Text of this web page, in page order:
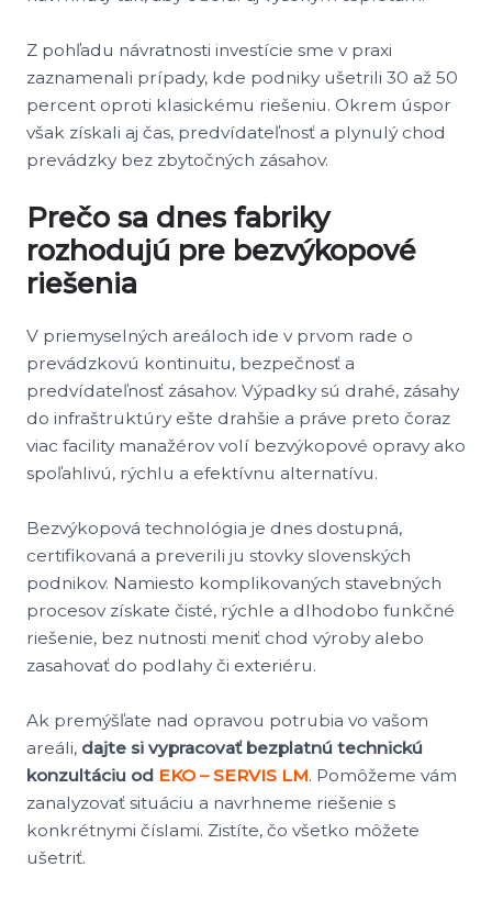
Z pohľadu návratnosti investície sme v praxi
zaznamenali prípady, kde podniky ušetrili 30 až 50
percent oproti klasickému riešeniu. Okrem úspor
však získali aj čas, predvídateľnosť a plynulý chod
prevádzky bez zbytočných zásahov.
Prečo sa dnes fabriky
rozhodujú pre bezvýkopové
riešenia
V priemyselných areáloch ide v prvom rade o
prevádzkovú kontinuitu, bezpečnosť a
predvídateľnosť zásahov. Výpadky sú drahé, zásahy
do infraštruktúry ešte drahšie a práve preto čoraz
viac facility manažérov volí bezvýkopové opravy ako
spoľahlivú, rýchlu a efektívnu alternatívu.
Bezvýkopová technológia je dnes dostupná,
certifikovaná a preverili ju stovky slovenských
podnikov. Namiesto komplikovaných stavebných
procesov získate čisté, rýchle a dlhodobo funkčné
riešenie, bez nutnosti meniť chod výroby alebo
zasahovať do podlahy či exteriéru.
Ak premýšľate nad opravou potrubia vo vašom
areáli, dajte si vypracovať bezplatnú technickú
konzultáciu od EKO – SERVIS LM. Pomôžeme vám
zanalyzovať situáciu a navrhneme riešenie s
konkrétnymi číslami. Zistíte, čo všetko môžete
ušetriť.